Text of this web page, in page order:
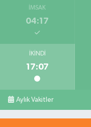
İMSAK
04:17
İKINDI
17:07
Aylık Vakitler